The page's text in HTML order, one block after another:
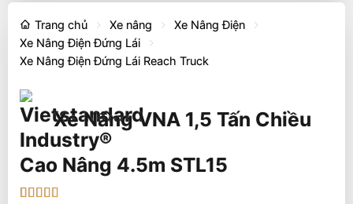
Trang chủ Xe nâng
Xe Nâng Điện
Xe Nâng Điện Đứng Lái
Xe Nâng Điện Đứng Lái Reach Truck
Xe Nâng VNA 1,5 Tấn Chiều
Cao Nâng 4.5m STL15